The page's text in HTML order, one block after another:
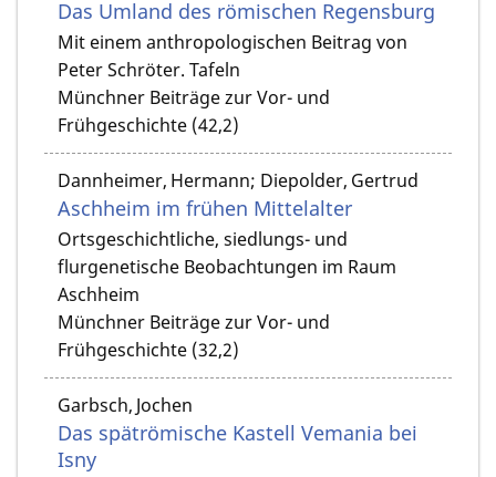
Das Umland des römischen Regensburg
Mit einem anthropologischen Beitrag von
Peter Schröter. Tafeln
Münchner Beiträge zur Vor- und
Frühgeschichte (42,2)
Dannheimer, Hermann; Diepolder, Gertrud
Aschheim im frühen Mittelalter
Ortsgeschichtliche, siedlungs- und
flurgenetische Beobachtungen im Raum
Aschheim
Münchner Beiträge zur Vor- und
Frühgeschichte (32,2)
Garbsch, Jochen
Das spätrömische Kastell Vemania bei
Isny